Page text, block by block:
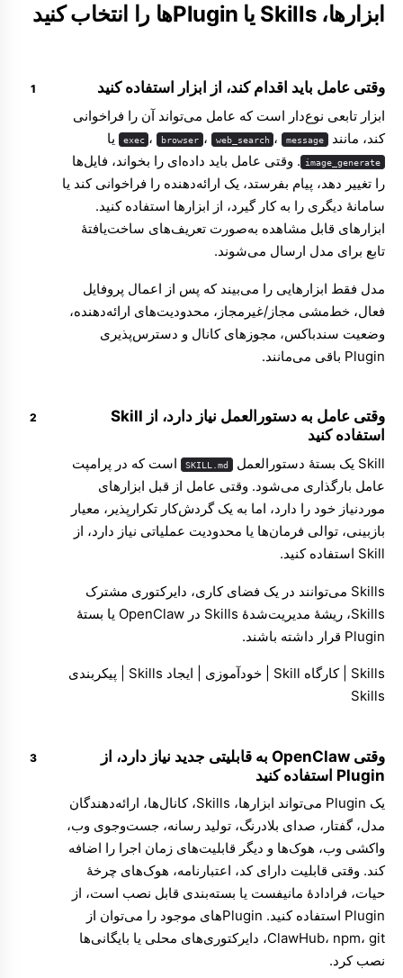
ابزارها، Skills یا Pluginها را انتخاب کنید
وقتی عامل باید اقدام کند، از ابزار استفاده کنید
ابزار تابعی نوع‌دار است که عامل می‌تواند آن را فراخوانی
کند، مانند
exec ، browser ، web_search ، message یا
image_generate . وقتی عامل باید داده‌ای را بخواند، فایل‌ها
را تغییر دهد، پیام بفرستد، یک ارائه‌دهنده را فراخوانی کند یا
سامانهٔ دیگری را به کار گیرد، از ابزارها استفاده کنید.
ابزارهای قابل مشاهده به‌صورت تعریف‌های ساخت‌یافتهٔ
تابع برای مدل ارسال می‌شوند.
مدل فقط ابزارهایی را می‌بیند که پس از اعمال پروفایل
فعال، خط‌مشی مجاز/غیرمجاز، محدودیت‌های ارائه‌دهنده،
وضعیت سندباکس، مجوزهای کانال و دسترس‌پذیری
Plugin باقی می‌مانند.
وقتی عامل به دستورالعمل نیاز دارد، از Skill
استفاده کنید
Skill یک بستهٔ دستورالعمل SKILL.md است که در پرامپت
عامل بارگذاری می‌شود. وقتی عامل از قبل ابزارهای
موردنیاز خود را دارد، اما به یک گردش‌کار تکرارپذیر، معیار
بازبینی، توالی فرمان‌ها یا محدودیت عملیاتی نیاز دارد، از
Skill استفاده کنید.
Skills می‌توانند در یک فضای کاری، دایرکتوری مشترک
Skills، ریشهٔ مدیریت‌شدهٔ Skills در OpenClaw یا بستهٔ
Plugin قرار داشته باشند.
Skills
|کارگاه Skill خودآموزی ایجاد Skills
پیکربندی
Skills
وقتی OpenClaw به قابلیتی جدید نیاز دارد، از
Plugin استفاده کنید
یک Plugin می‌تواند ابزارها، Skills، کانال‌ها، ارائه‌دهندگان
مدل، گفتار، صدای بلادرنگ، تولید رسانه، جست‌وجوی وب،
واکشی وب، هوک‌ها و دیگر قابلیت‌های زمان اجرا را اضافه
کند. وقتی قابلیت دارای کد، اعتبارنامه، هوک‌های چرخهٔ
حیات، فرادادهٔ مانیفست یا بسته‌بندی قابل نصب است، از
Plugin استفاده کنید. Pluginهای موجود را می‌توان از
ClawHub، npm، git، دایرکتوری‌های محلی یا بایگانی‌ها
نصب کرد.